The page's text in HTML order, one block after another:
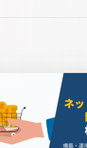
AIカスタマイズ開発